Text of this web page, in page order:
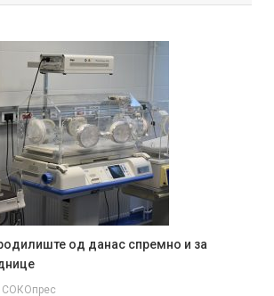
од данас спремно и за
СОКОпрес